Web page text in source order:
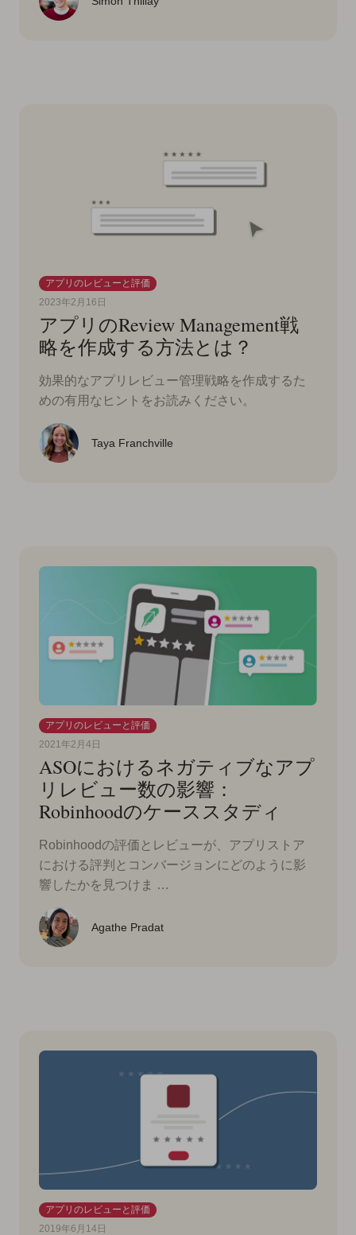
アプリのレビューと評価
2023年2月16日
アプリのReview Management戦
略を作成する方法とは？
効果的なアプリレビュー管理戦略を作成するた
めの有用なヒントをお読みください。
Taya Franchville
アプリのレビューと評価
2021年2月4日
ASOにおけるネガティブなアプ
リレビュー数の影響：
Robinhoodのケーススタディ
Robinhoodの評価とレビューが、アプリストア
における評判とコンバージョンにどのように影
響したかを見つけま …
Agathe Pradat
アプリのレビューと評価
2019年6月14日